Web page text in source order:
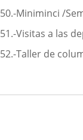
50.-Miniminci /
51.-Visitas a las
52.-Taller de